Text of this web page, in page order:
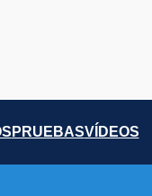
PRUEBASVÍDEOS